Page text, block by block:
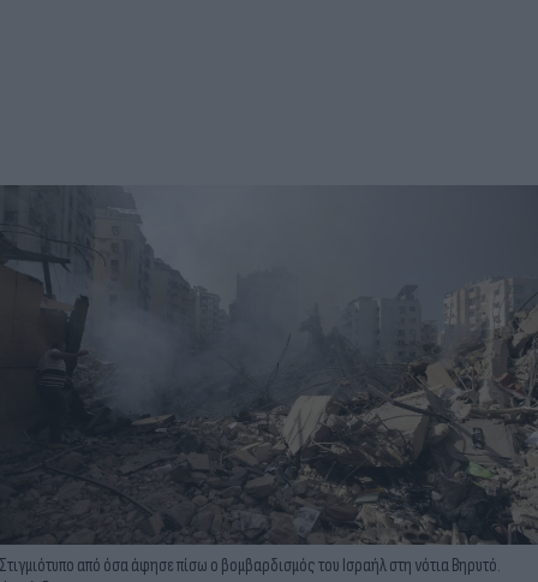
Στιγμιότυπο από όσα άφησε πίσω ο βομβαρδισμός του Ισραήλ στη νότια Βηρυτό.